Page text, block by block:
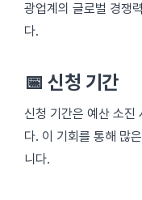
광업계의 글로벌 경쟁
다.
📅 신청 기간
신청 기간은 예산 소진
다. 이 기회를 통해 많
니다.